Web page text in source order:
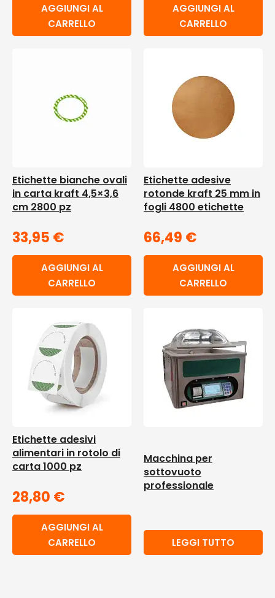
AGGIUNGI AL
CARRELLO
AGGIUNGI AL
CARRELLO
Etichette bianche ovali
in carta kraft 4,5×3,6
cm 2800 pz
33,95 €
AGGIUNGI AL
CARRELLO
Etichette adesive
rotonde kraft 25 mm in
fogli 4800 etichette
66,49 €
AGGIUNGI AL
CARRELLO
Etichette adesivi
alimentari in rotolo di
carta 1000 pz
28,80 €
AGGIUNGI AL
CARRELLO
Macchina per
sottovuoto
professionale
LEGGI TUTTO